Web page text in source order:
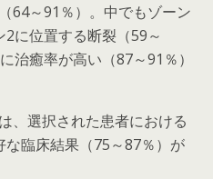
64～91％）。中でもゾーン
に位置する断裂（59～
治癒率が高い（87～91％）
、 選択された患者における
臨床結果（75～87％）が